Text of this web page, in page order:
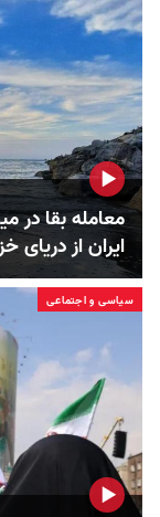
معامله بقا در
ایران از دریای
سیاسی و اجتماعی